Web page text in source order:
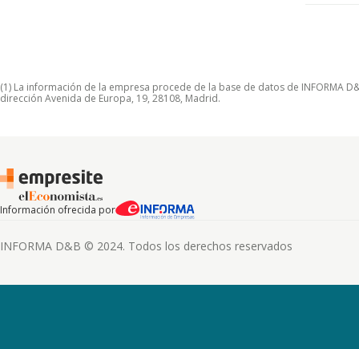
(1) La información de la empresa procede de la base de datos de INFORMA
dirección Avenida de Europa, 19, 28108, Madrid.
Información ofrecida por
INFORMA D&B © 2024. Todos los derechos reservados